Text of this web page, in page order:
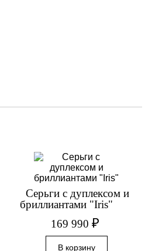
Серьги с дуплексом и
бриллиантами "Iris"
169 990 ₽